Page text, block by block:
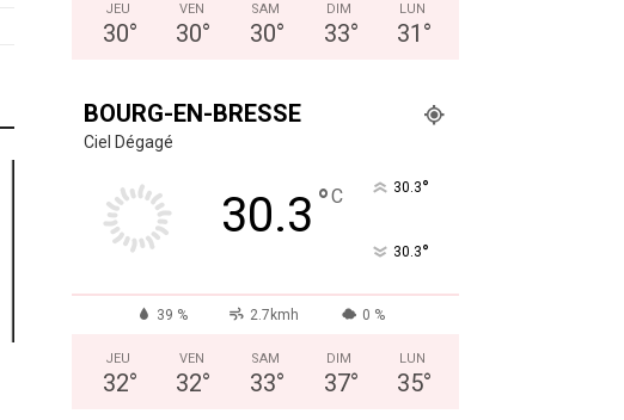
JEU
30°
VEN
30°
SAM
30°
DIM
33°
LUN
31 °
BOURG-EN-BRESSE
Ciel Dégagé
30.3 °C 30.3°
30.3°
39 % 2.7kmh 0 %
JEU
32°
VEN
32°
SAM
33°
DIM
37°
LUN
35°